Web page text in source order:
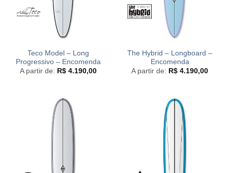
Teco Model – Long
Progressivo – Encomenda
A partir de: R$ 4.190,00
The Hybrid – Longboard –
Encomenda
A partir de: R$ 4.190,00